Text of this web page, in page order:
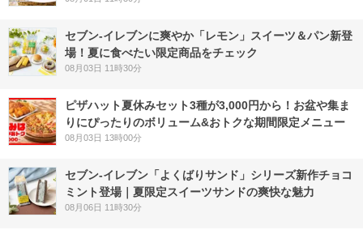
セブン‐イレブンに爽やか「レモン」スイーツ＆パン新登
場！夏に食べたい限定商品をチェック
08月03日 11時30分
ピザハット夏休みセット3種が3,000円から！お盆や集ま
りにぴったりのボリューム&おトクな期間限定メニュー
08月03日 13時00分
セブン‐イレブン「よくばりサンド」シリーズ新作チョコ
ミント登場｜夏限定スイーツサンドの爽快な魅力
08月06日 11時30分